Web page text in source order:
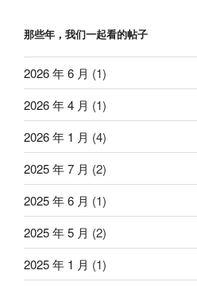
那些年，我们一起看的帖子
2026 年 6 月 (1)
2026 年 4 月 (1)
2026 年 1 月 (4)
2025 年 7 月 (2)
2025 年 6 月 (1)
2025 年 5 月 (2)
2025 年 1 月 (1)